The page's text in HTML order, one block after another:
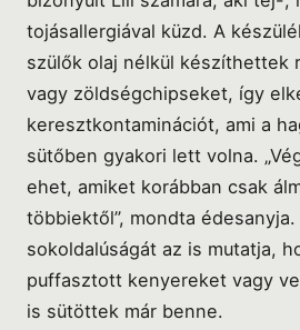
tojásallergiával küzd. A
szülők olaj nélkül készíthettek
vagy zöldségchipseket, így
keresztkontaminációt, ami a
sütőben gyakori lett volna.
ehet, amiket korábban csak
többiektől”, mondta
sokoldalúságát az is mutatja,
puffasztott kenyereket vagy
is sütöttek már benne.